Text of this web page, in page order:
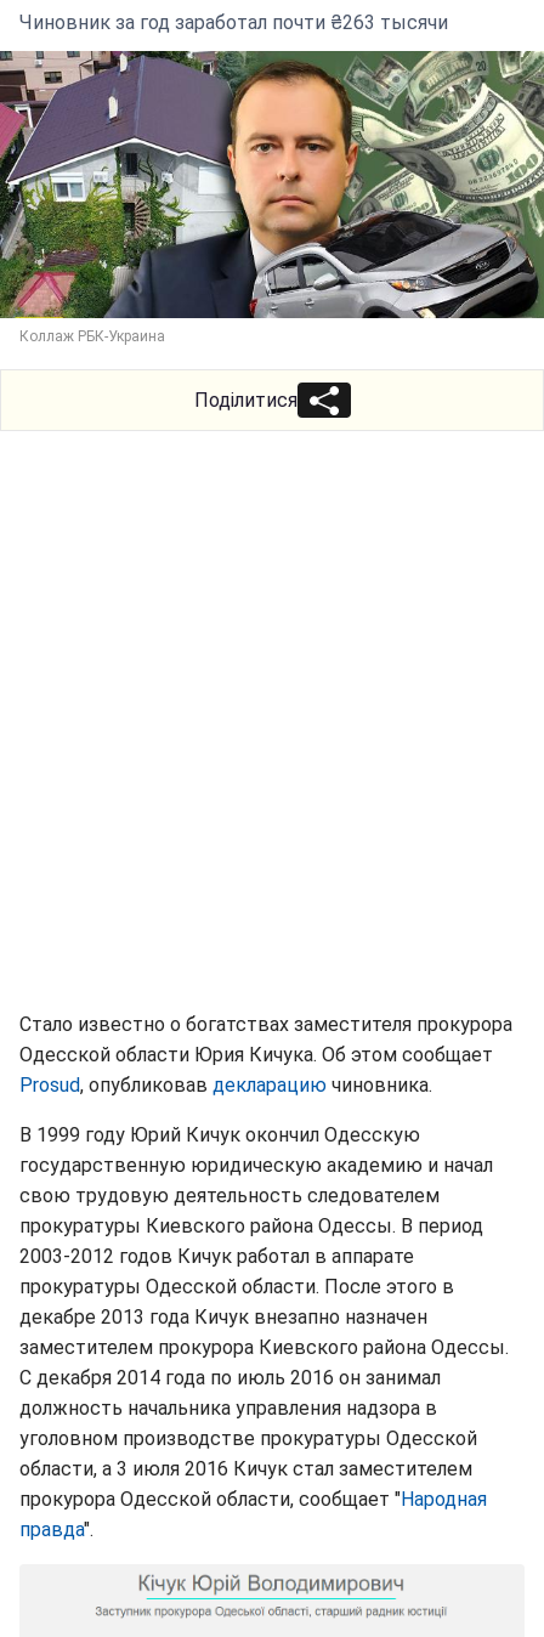
Чиновник за год заработал почти ₴263 тысячи
Коллаж РБК-Украина
Поділитися
Стало известно о богатствах заместителя прокурора
Одесской области Юрия Кичука. Об этом сообщает
Рrosud, опубликовав декларацию чиновника.
В 1999 году Юрий Кичук окончил Одесскую
государственную юридическую академию и начал
свою трудовую деятельность следователем
прокуратуры Киевского района Одессы. В период
2003-2012 годов Кичук работал в аппарате
прокуратуры Одесской области. После этого в
декабре 2013 года Кичук внезапно назначен
заместителем прокурора Киевского района Одессы.
С декабря 2014 года по июль 2016 он занимал
должность начальника управления надзора в
уголовном производстве прокуратуры Одесской
области, а 3 июля 2016 Кичук стал заместителем
прокурора Одесской области, сообщает "Народная
правда".